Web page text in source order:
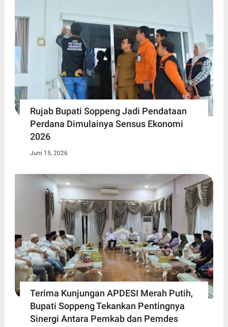
Rujab Bupati Soppeng Jadi Pendataan
Perdana Dimulainya Sensus Ekonomi
2026
Juni 15, 2026
Terima Kunjungan APDESI Merah Putih,
Bupati Soppeng Tekankan Pentingnya
Sinergi Antara Pemkab dan Pemdes